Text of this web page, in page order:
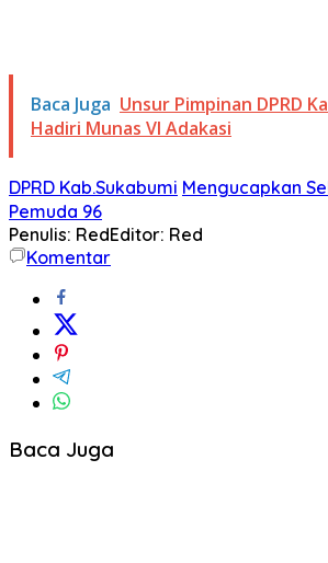
Baca Juga Unsur Pimpinan DPRD
Hadiri Munas VI Adakasi
DPRD Kab.Sukabumi Mengucapkan
Pemuda 96
Penulis: RedEditor: Red
Komentar
Baca Juga